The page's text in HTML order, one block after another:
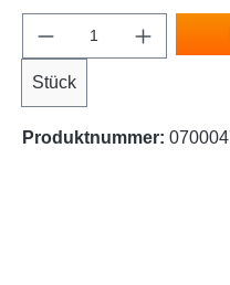
Stück
Produktnummer: